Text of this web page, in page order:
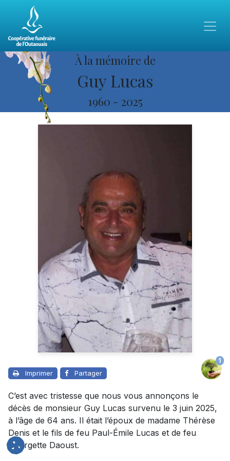
À la mémoire de
Guy Lucas
1960 - 2025
Imprimer Partager
1
C’est avec tristesse que nous vous annonçons le
décès de monsieur Guy Lucas survenu le 3 juin 2025,
à l’âge de 64 ans. Il était l’époux de madame Thérèse
Denis et le fils de feu Paul-Émile Lucas et de feu
Georgette Daoust.